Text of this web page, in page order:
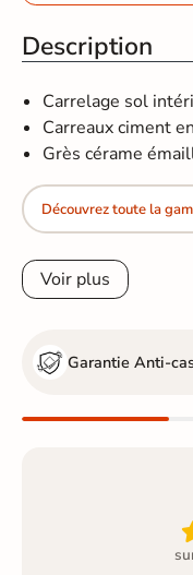
Description
Carrelage sol
Carreaux ciment
Grès cérame
Découvrez toute la
Voir plus
Garantie Anti-